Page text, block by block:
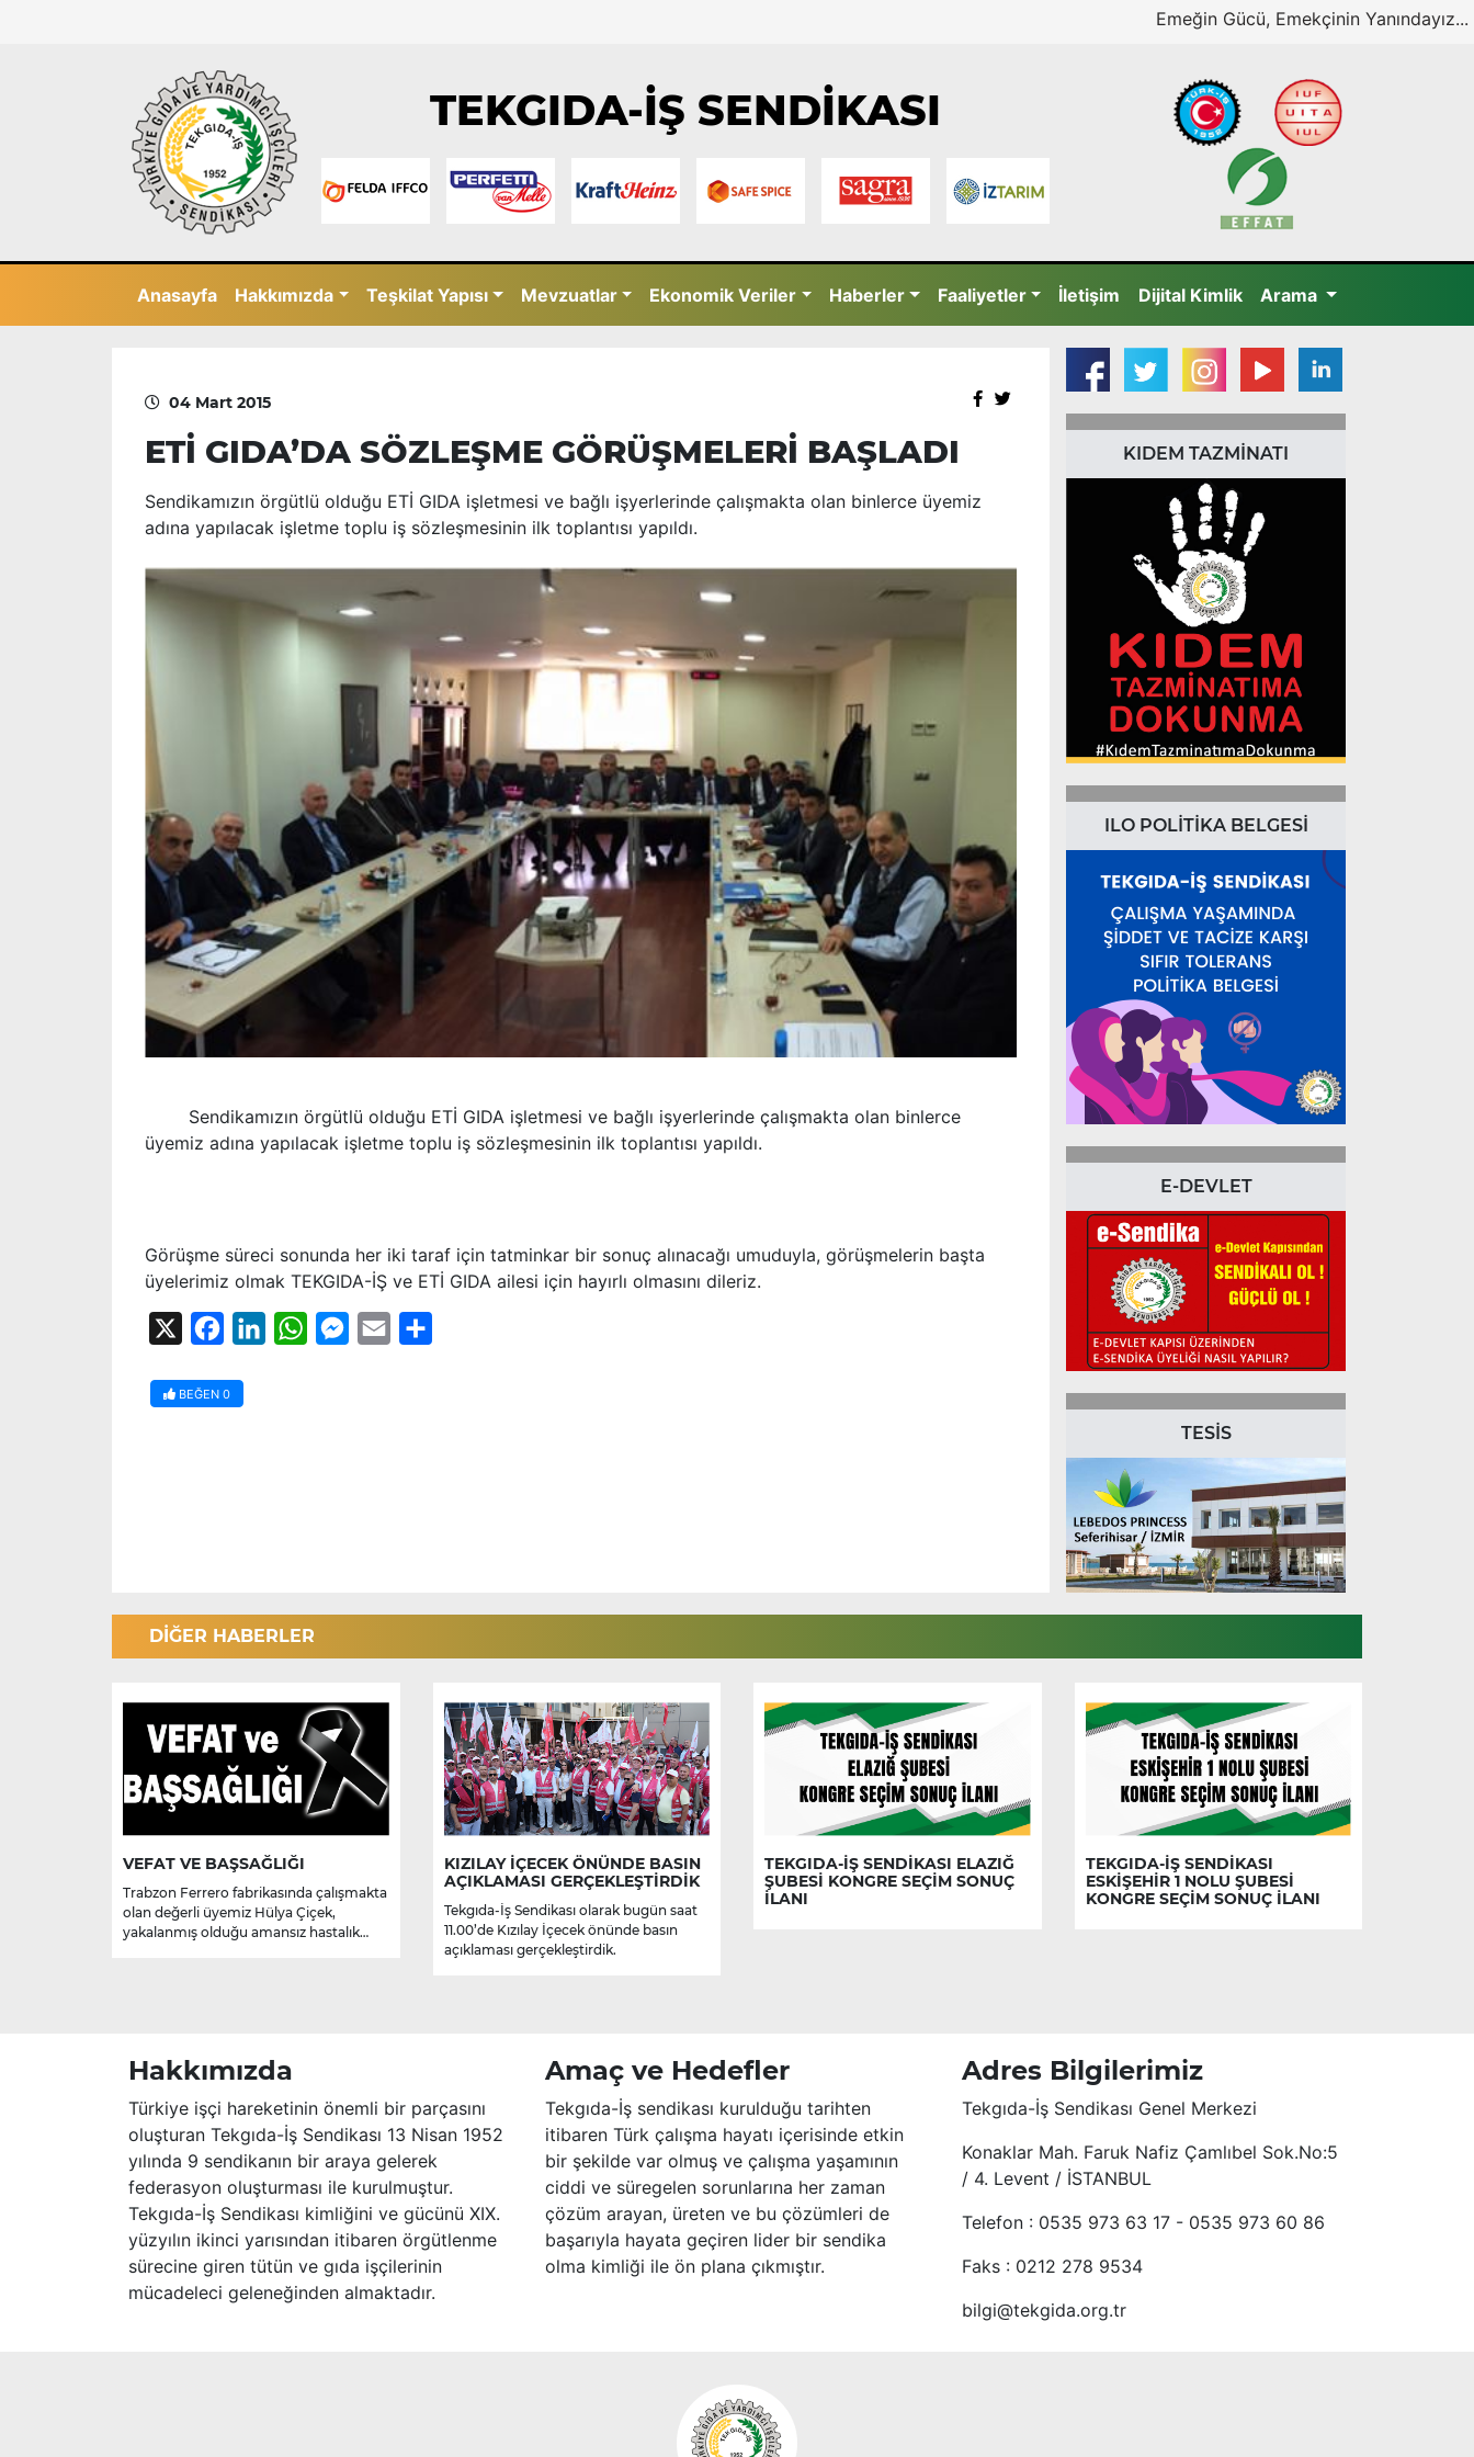
Emeğin Gücü, Emekçinin Yanındayız...
TEKGIDA-İŞ SENDİKASI
Anasayfa Hakkımızda Teşkilat Yapısı Mevzuatlar Ekonomik Veriler Haberler Faaliyetler İletişim Dijital Kimlik Arama
04 Mart 2015
ETİ GIDA’DA SÖZLEŞME GÖRÜŞMELERİ BAŞLADI
Sendikamızın örgütlü olduğu ETİ GIDA işletmesi ve bağlı işyerlerinde çalışmakta olan binlerce üyemiz
adına yapılacak işletme toplu iş sözleşmesinin ilk toplantısı yapıldı.
Sendikamızın örgütlü olduğu ETİ GIDA işletmesi ve bağlı işyerlerinde çalışmakta olan binlerce
üyemiz adına yapılacak işletme toplu iş sözleşmesinin ilk toplantısı yapıldı.
Görüşme süreci sonunda her iki taraf için tatminkar bir sonuç alınacağı umuduyla, görüşmelerin başta
üyelerimiz olmak TEKGIDA-İŞ ve ETİ GIDA ailesi için hayırlı olmasını dileriz.
FacebookLinkedInWhatsAppMessenger
Email
BEĞEN 0
KIDEM TAZMİNATI
ILO POLİTİKA BELGESİ
E-DEVLET
TESİS
DİĞER HABERLER
VEFAT VE BAŞSAĞLIĞI
Trabzon Ferrero fabrikasında çalışmakta
olan değerli üyemiz Hülya Çiçek,
yakalanmış olduğu amansız hastalık
KIZILAY İÇECEK ÖNÜNDE BASIN
AÇIKLAMASI GERÇEKLEŞTİRDİK
Tekgıda-İş Sendikası olarak bugün saat
11.00’de Kızılay İçecek önünde basın
açıklaması gerçekleştirdik.
TEKGIDA-İŞ SENDİKASI ELAZIĞ
ŞUBESİ KONGRE SEÇİM SONUÇ
İLANI
TEKGIDA-İŞ SENDİKASI
ESKİŞEHİR 1 NOLU ŞUBESİ
KONGRE SEÇİM SONUÇ İLANI
Hakkımızda
Türkiye işçi hareketinin önemli bir parçasını
oluşturan Tekgıda-İş Sendikası 13 Nisan 1952
yılında 9 sendikanın bir araya gelerek
federasyon oluşturması ile kurulmuştur.
Tekgıda-İş Sendikası kimliğini ve gücünü XIX.
yüzyılın ikinci yarısından itibaren örgütlenme
sürecine giren tütün ve gıda işçilerinin
mücadeleci geleneğinden almaktadır.
Amaç ve Hedefler
Tekgıda-İş sendikası kurulduğu tarihten
itibaren Türk çalışma hayatı içerisinde etkin
bir şekilde var olmuş ve çalışma yaşamının
ciddi ve süregelen sorunlarına her zaman
çözüm arayan, üreten ve bu çözümleri de
başarıyla hayata geçiren lider bir sendika
olma kimliği ile ön plana çıkmıştır.
Adres Bilgilerimiz
Tekgıda-İş Sendikası Genel Merkezi
Konaklar Mah. Faruk Nafiz Çamlıbel Sok.No:5
/ 4. Levent / İSTANBUL
Telefon : 0535 973 63 17 - 0535 973 60 86
Faks : 0212 278 9534
bilgi@tekgida.org.tr